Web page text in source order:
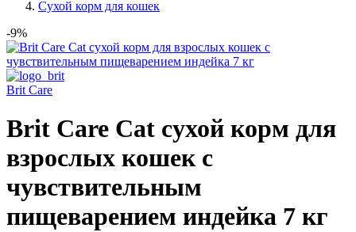
Сухой корм для кошек
-9%
Brit Care
Brit Care Cat сухой корм для
взрослых кошек с
чувствительным
пищеварением индейка 7 кг